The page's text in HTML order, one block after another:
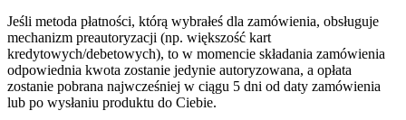
Jeśli metoda płatności, którą wybrałeś dla zamówienia, obsługuje
mechanizm preautoryzacji (np. większość kart
kredytowych/debetowych), to w momencie składania zamówienia
odpowiednia kwota zostanie jedynie autoryzowana, a opłata
zostanie pobrana najwcześniej w ciągu 5 dni od daty zamówienia
lub po wysłaniu produktu do Ciebie.